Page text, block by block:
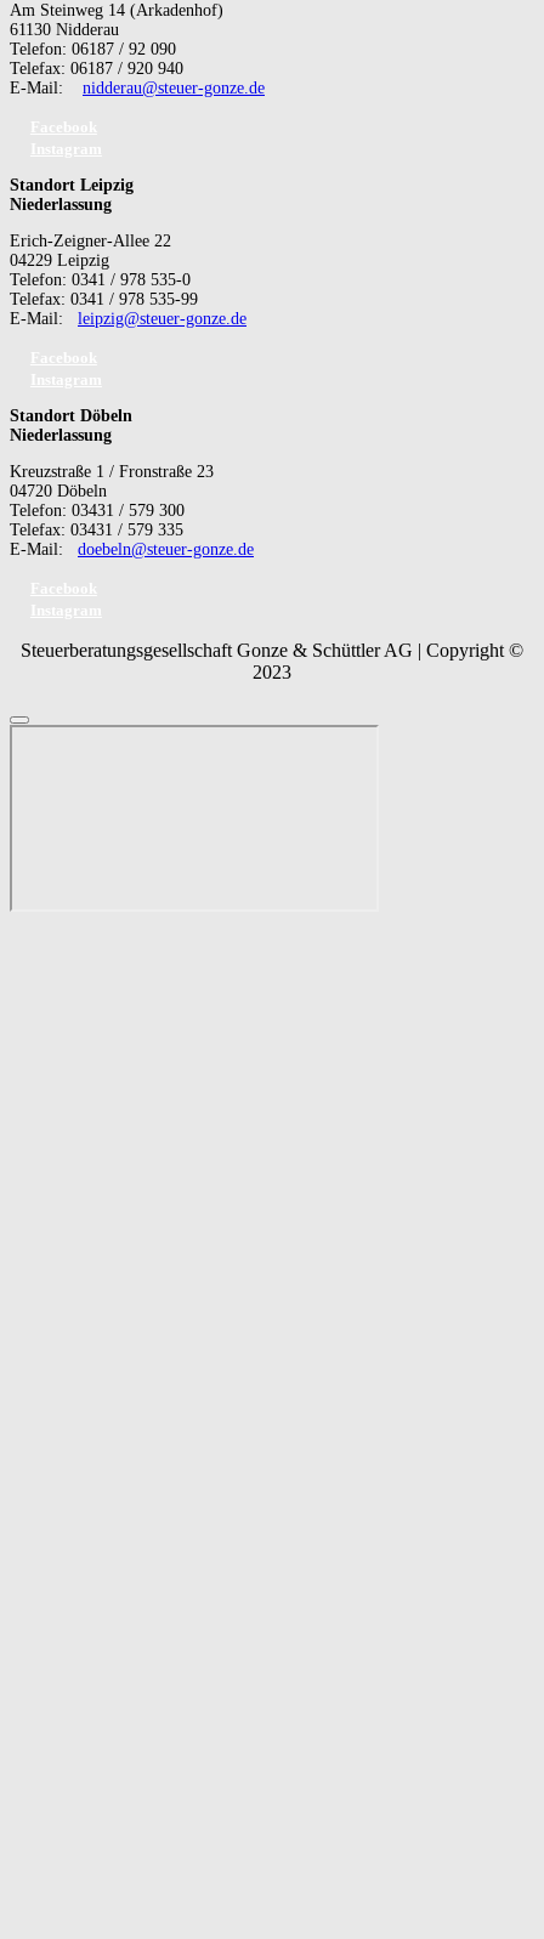
Am Steinweg 14 (Arkadenhof)
61130 Nidderau
Telefon: 06187 / 92 090
Telefax: 06187 / 920 940
E-Mail: nidderau@steuer-gonze.de
Standort Leipzig
Niederlassung
Erich-Zeigner-Allee 22
04229 Leipzig
Telefon: 0341 / 978 535-0
Telefax: 0341 / 978 535-99
E-Mail: leipzig@steuer-gonze.de
Standort Döbeln
Niederlassung
Kreuzstraße 1 / Fronstraße 23
04720 Döbeln
Telefon: 03431 / 579 300
Telefax: 03431 / 579 335
E-Mail: doebeln@steuer-gonze.de
Steuerberatungsgesellschaft Gonze & Schüttler AG | Copyright ©
2023